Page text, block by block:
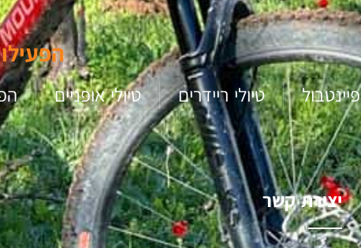
פיינטבול טיולי ריידרים טיולי אופניים
יצירת קשר